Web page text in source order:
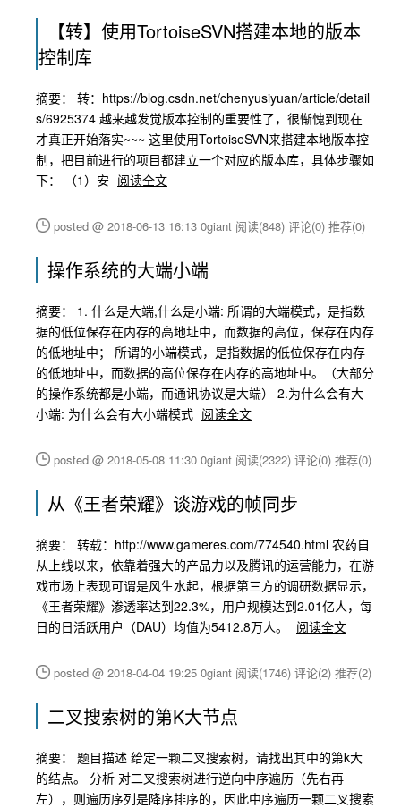
【转】使用TortoiseSVN搭建本地的版本
控制库
摘要： 转：https://blog.csdn.net/chenyusiyuan/article/detail
s/6925374 越来越发觉版本控制的重要性了，很惭愧到现在
才真正开始落实~~~ 这里使用TortoiseSVN来搭建本地版本控
制，把目前进行的项目都建立一个对应的版本库，具体步骤如
下： （1）安 阅读全文
posted @ 2018-06-13 16:13 0giant 阅读(848) 评论(0) 推荐(0)
操作系统的大端小端
摘要： 1. 什么是大端,什么是小端: 所谓的大端模式，是指数
据的低位保存在内存的高地址中，而数据的高位，保存在内存
的低地址中； 所谓的小端模式，是指数据的低位保存在内存
的低地址中，而数据的高位保存在内存的高地址中。（大部分
的操作系统都是小端，而通讯协议是大端） 2.为什么会有大
小端: 为什么会有大小端模式 阅读全文
posted @ 2018-05-08 11:30 0giant 阅读(2322) 评论(0) 推荐(0)
从《王者荣耀》谈游戏的帧同步
摘要： 转载：http://www.gameres.com/774540.html 农药自
从上线以来，依靠着强大的产品力以及腾讯的运营能力，在游
戏市场上表现可谓是风生水起，根据第三方的调研数据显示，
《王者荣耀》渗透率达到22.3%，用户规模达到2.01亿人，每
日的日活跃用户（DAU）均值为5412.8万人。
阅读全文
posted @ 2018-04-04 19:25 0giant 阅读(1746) 评论(2) 推荐(2)
二叉搜索树的第K大节点
摘要： 题目描述 给定一颗二叉搜索树，请找出其中的第k大
的结点。 分析 对二叉搜索树进行逆向中序遍历（先右再
左），则遍历序列是降序排序的，因此中序遍历一颗二叉搜索